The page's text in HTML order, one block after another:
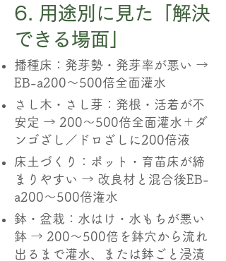
6. 用途別に見た「解決
できる場面」
播種床：発芽勢・発芽率が悪い →
EB-a200～500倍全面灌水
さし木・さし芽：発根・活着が不
安定 → 200～500倍全面灌水＋ダ
ンゴざし／ドロざしに200倍液
床土づくり：ポット・育苗床が締
まりやすい → 改良材と混合後EB-
a200～500倍潅水
鉢・盆栽：水はけ・水もちが悪い
鉢 → 200～500倍を鉢穴から流れ
出るまで灌水、または鉢ごと浸漬